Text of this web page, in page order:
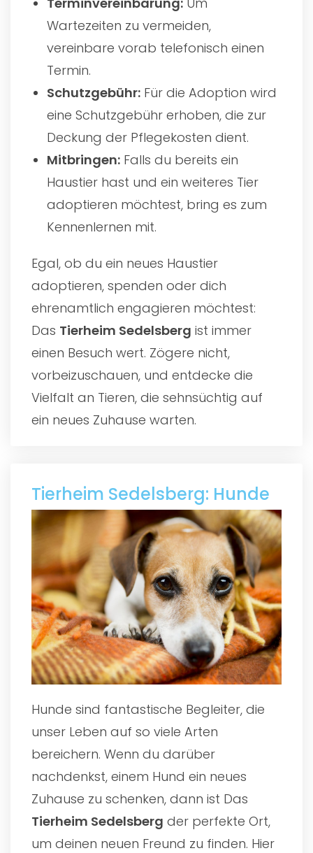
Wartezeiten zu vermeiden,
vereinbare vorab telefonisch einen
Termin.
Schutzgebühr: Für die Adoption wird
eine Schutzgebühr erhoben, die zur
Deckung der Pflegekosten dient.
Mitbringen: Falls du bereits ein
Haustier hast und ein weiteres Tier
adoptieren möchtest, bring es zum
Kennenlernen mit.
Egal, ob du ein neues Haustier
adoptieren, spenden oder dich
ehrenamtlich engagieren möchtest:
Das Tierheim Sedelsberg ist immer
einen Besuch wert. Zögere nicht,
vorbeizuschauen, und entdecke die
Vielfalt an Tieren, die sehnsüchtig auf
ein neues Zuhause warten.
Tierheim Sedelsberg: Hunde
Hunde sind fantastische Begleiter, die
unser Leben auf so viele Arten
bereichern. Wenn du darüber
nachdenkst, einem Hund ein neues
Zuhause zu schenken, dann ist Das
Tierheim Sedelsberg der perfekte Ort,
um deinen neuen Freund zu finden. Hier